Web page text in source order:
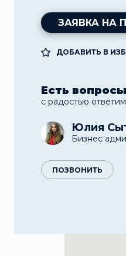
ЗАЯВКА НА
ДОБАВИТЬ В
Есть
с радостью ответим
Юлия
Бизнес
ПОЗВОНИТЬ